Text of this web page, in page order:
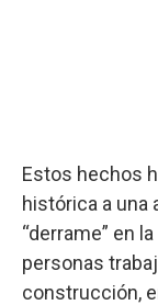
Estos hechos
histórica a una
“derrame” en
personas
construcción,